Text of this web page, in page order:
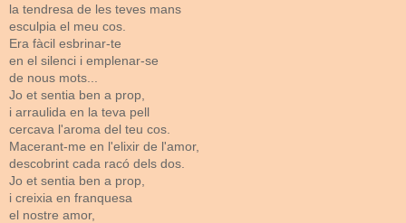
la tendresa de les teves mans
esculpia el meu cos.
Era fàcil esbrinar-te
en el silenci i emplenar-se
de nous mots...
Jo et sentia ben a prop,
i arraulida en la teva pell
cercava l'aroma del teu cos.
Macerant-me en l'elixir de l'amor,
descobrint cada racó dels dos.
Jo et sentia ben a prop,
i creixia en franquesa
el nostre amor,